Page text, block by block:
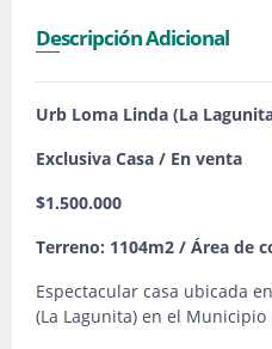
Descripción Adicional
Urb Loma Linda (La
Exclusiva Casa / En venta
$1.500.000
Terreno: 1104m2 / Área de
Espectacular casa ubicada
(La Lagunita) en el Municipio